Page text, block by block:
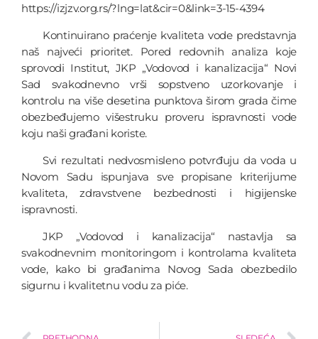
https://izjzv.org.rs/?lng=lat&cir=0&link=3-15-4394
Kontinuirano praćenje kvaliteta vode predstavnja
naš najveći prioritet. Pored redovnih analiza koje
sprovodi Institut, JKP „Vodovod i kanalizacija“ Novi
Sad svakodnevno vrši sopstveno uzorkovanje i
kontrolu na više desetina punktova širom grada čime
obezbeđujemo višestruku proveru ispravnosti vode
koju naši građani koriste.
Svi rezultati nedvosmisleno potvrđuju da voda u
Novom Sadu ispunjava sve propisane kriterijume
kvaliteta, zdravstvene bezbednosti i higijenske
ispravnosti.
JKP „Vodovod i kanalizacija“ nastavlja sa
svakodnevnim monitoringom i kontrolama kvaliteta
vode, kako bi građanima Novog Sada obezbedilo
sigurnu i kvalitetnu vodu za piće.